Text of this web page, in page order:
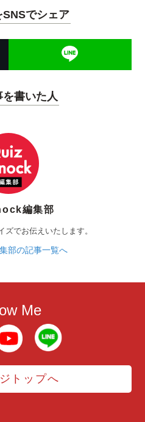
SNSでシェア
を書いた人
編集部
でお伝えいたします。
部の記事一覧へ
Me
トップへ